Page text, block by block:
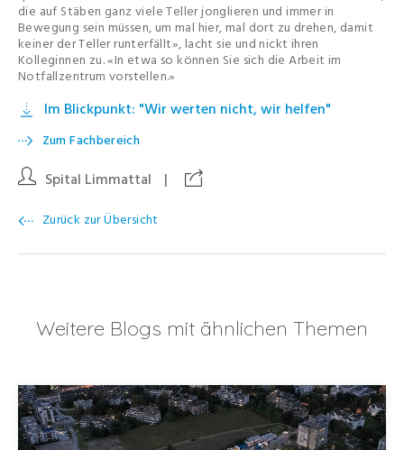
die auf Stäben ganz viele Teller jonglieren und immer in
Bewegung sein müssen, um mal hier, mal dort zu drehen, damit
keiner der Teller runterfällt», lacht sie und nickt ihren
Kolleginnen zu. «In etwa so können Sie sich die Arbeit im
Notfallzentrum vorstellen.»
Im Blickpunkt: "Wir werten nicht, wir helfen"
Zum Fachbereich
Spital Limmattal |
Zurück zur Übersicht
Weitere Blogs mit ähnlichen Themen